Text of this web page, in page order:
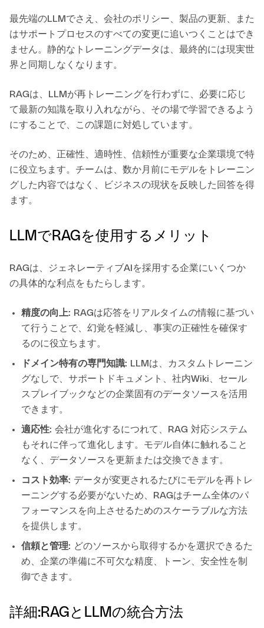
最先端のLLMでさえ、会社のポリシー、製品の更新、また
はサポートプロセスのすべての変更に追いつくことはでき
ません。静的なトレーニングデータは、最終的には現実世
界と同期しなくなります。
RAGは、LLMが再トレーニングを行わずに、必要に応じ
て最新の知識を取り入れながら、その場で学習できるよう
にすることで、この課題に対処しています。
そのため、正確性、適時性、信頼性が重要な企業環境で特
に役立ちます。チームは、数か月前にモデルをトレーニン
グした内容ではなく、ビジネスの現状を反映した回答を得
ます。
LLMでRAGを使用するメリット
RAGは、ジェネレーティブAIを採用する企業にいくつか
の具体的な利点をもたらします。
精度の向上: RAGは応答をリアルタイムの情報に基づい
て行うことで、幻覚を軽減し、事実の正確性を確保す
るのに役立ちます。
ドメイン特有の専門知識: LLMは、カスタムトレーニン
グなしで、サポートドキュメント、社内Wiki、セール
スプレイブックなどの企業固有のデータソースを活用
できます。
適応性: 会社が進化するにつれて、RAG 対応システム
もそれに伴って進化します。モデル自体に触れること
なく、データソースを更新または交換できます。
コスト効率: データが変更されるたびにモデルを再トレ
ーニングする必要がないため、RAGはチーム全体のパ
フォーマンスを向上させるためのスケーラブルな方法
を提供します。
信頼と管理: どのソースから取得するかを選択できるた
め、企業の準備に不可欠な精度、トーン、安全性を制
御できます。
詳細:RAGとLLMの統合方法